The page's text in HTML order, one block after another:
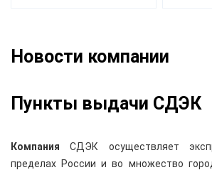
Новости компании
Пункты выдачи СДЭК
Компания СДЭК осуществляет
пределах России и во множество